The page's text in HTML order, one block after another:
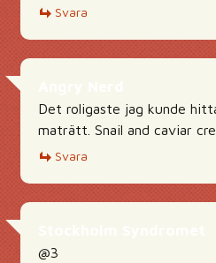
Svara
Det roligaste jag kunde
maträtt. Snail and caviar
Svara
@3